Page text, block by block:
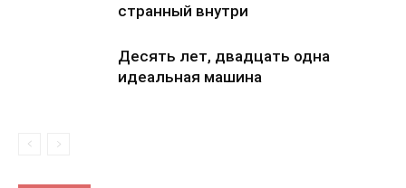
странный внутри
Десять лет, двадцать одна
идеальная машина